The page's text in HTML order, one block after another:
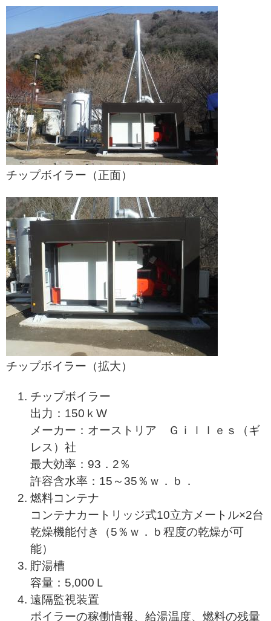
チップボイラー（正面）
チップボイラー（拡大）
チップボイラー
出力：150ｋW
メーカー：オーストリア Ｇｉｌｌｅｓ（ギ
レス）社
最大効率：93．2％
許容含水率：15～35％ｗ．ｂ．
燃料コンテナ
コンテナカートリッジ式10立方メートル×2台
乾燥機能付き（5％ｗ．ｂ程度の乾燥が可
能）
貯湯槽
容量：5,000Ｌ
遠隔監視装置
ボイラーの稼働情報、給湯温度、燃料の残量